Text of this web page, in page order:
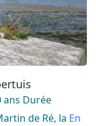
ans Durée
de Ré, la En